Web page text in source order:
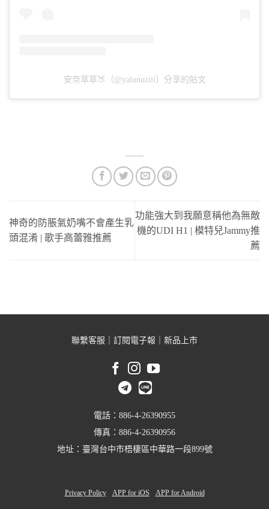
安奈萃萃🍑（@yalunuziii）分享的貼文
神奇的防脹氣奶嘴不會產生乳
頭混淆 | 歌手高蕾雅推薦
功能強大到我願意稱他為無敵
機的UDI H1 | 模特兒Jammy推
薦
聯繫客服 訂閱電子報 新品上市
電話：886-4-26390955
傳真：886-4-26390956
地址：臺灣台中市梧棲區中華路一段899號
Privacy Policy APP for iOS APP for Android